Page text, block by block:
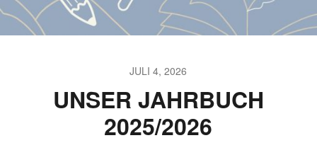
JULI 4, 2026
UNSER JAHRBUCH
2025/2026